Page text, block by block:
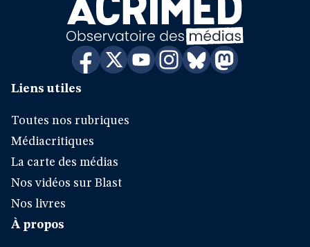
Liens utiles
Toutes nos rubriques
Médiacritiques
La carte des médias
Nos vidéos sur Blast
Nos livres
À propos